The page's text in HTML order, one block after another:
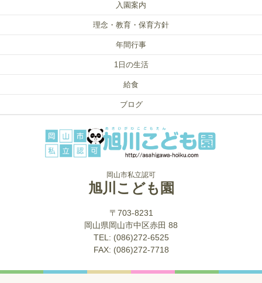
入園案内
理念・教育・保育方針
年間行事
1日の生活
給食
ブログ
岡山市私立認可
旭川こども園
〒703-8231
岡山県岡山市中区赤田 88
TEL: (086)272-6525
FAX: (086)272-7718